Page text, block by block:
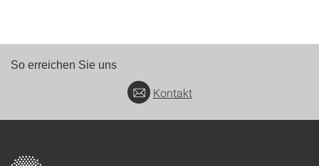
So erreichen Sie uns
Kontakt